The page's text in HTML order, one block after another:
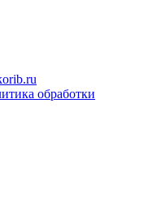
обработки